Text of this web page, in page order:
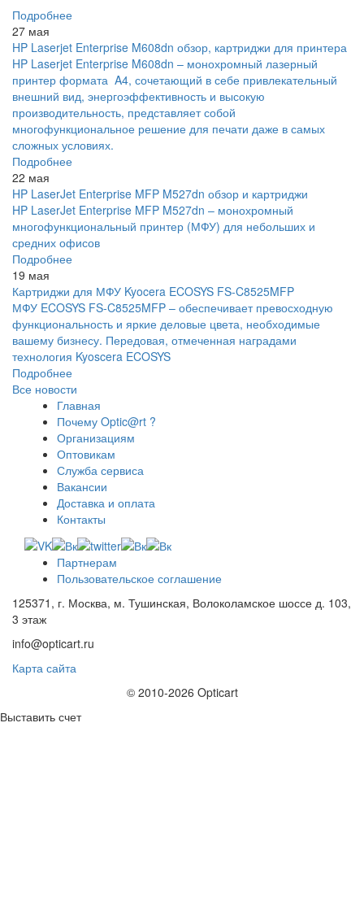
Подробнее
27 мая
HP Laserjet Enterprise M608dn обзор, картриджи для принтера
HP Laserjet Enterprise M608dn – монохромный лазерный
принтер формата A4, сочетающий в себе привлекательный
внешний вид, энергоэффективность и высокую
производительность, представляет собой
многофункциональное решение для печати даже в самых
сложных условиях.
Подробнее
22 мая
HP LaserJet Enterprise MFP M527dn обзор и картриджи
HP LaserJet Enterprise MFP M527dn – монохромный
многофункциональный принтер (МФУ) для небольших и
средних офисов
Подробнее
19 мая
Картриджи для МФУ Kyocera ECOSYS FS-C8525MFP
МФУ ECOSYS FS-C8525MFP – обеспечивает превосходную
функциональность и яркие деловые цвета, необходимые
вашему бизнесу. Передовая, отмеченная наградами
технология Kyoscera ECOSYS
Подробнее
Все новости
Главная
Почему Optic@rt ?
Организациям
Оптовикам
Служба сервиса
Вакансии
Доставка и оплата
Контакты
Партнерам
Пользовательское соглашение
125371, г. Москва, м. Тушинская, Волоколамское шоссе д. 103,
3 этаж
info@opticart.ru
Карта сайта
© 2010-2026 Opticart
Выставить счет